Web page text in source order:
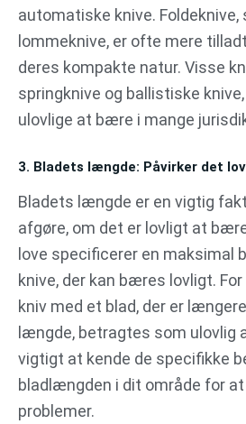
automatiske knive. Foldeknive,
lommeknive, er ofte mere
deres kompakte natur. Visse
springknive og ballistiske
ulovlige at bære i mange
3. Bladets længde: Påvirker det
Bladets længde er en vigtig
afgøre, om det er lovligt at
love specificerer en maksimal
knive, der kan bæres lovligt.
kniv med et blad, der er
længde, betragtes som ulovlig
vigtigt at kende de specifikke
bladlængden i dit område for
problemer.